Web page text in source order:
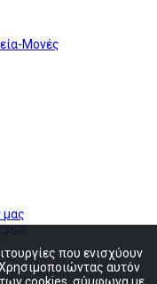
Μονές
μας
μας
που ενισχύουν
Χρησιμοποιώντας αυτόν